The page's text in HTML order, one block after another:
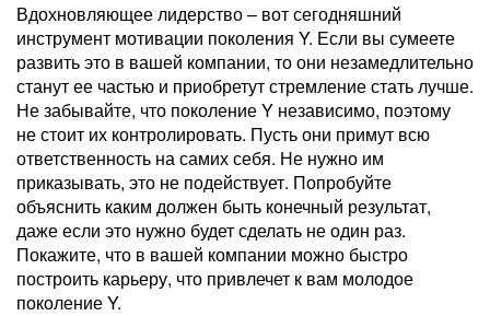
Вдохновляющее лидерство – вот сегодняшний
инструмент мотивации поколения Y. Если вы сумеете
развить это в вашей компании, то они незамедлительно
станут ее частью и приобретут стремление стать лучше.
Не забывайте, что поколение Y независимо, поэтому
не стоит их контролировать. Пусть они примут всю
ответственность на самих себя. Не нужно им
приказывать, это не подействует. Попробуйте
объяснить каким должен быть конечный результат,
даже если это нужно будет сделать не один раз.
Покажите, что в вашей компании можно быстро
построить карьеру, что привлечет к вам молодое
поколение Y.